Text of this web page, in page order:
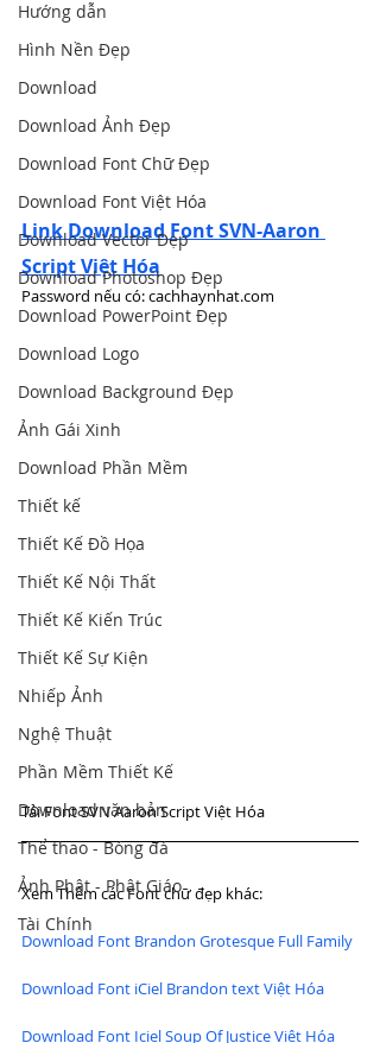
Hướng dẫn
Hình Nền Đẹp
Download
Download Ảnh Đẹp
Download Font Chữ Đẹp
Download Font Việt Hóa
Download Vector Đẹp
Download Photoshop Đẹp
Download PowerPoint Đẹp
Download Logo
Download Background Đẹp
Ảnh Gái Xinh
Download Phần Mềm
Thiết kế
Thiết Kế Đồ Họa
Thiết Kế Nội Thất
Thiết Kế Kiến Trúc
Thiết Kế Sự Kiện
Nhiếp Ảnh
Nghệ Thuật
Phần Mềm Thiết Kế
Download văn bản
Thể thao - Bóng đá
Ảnh Phật - Phật Giáo
Tài Chính
Link Download Font SVN-Aaron
Script Việt Hóa
Password nếu có: cachhaynhat.com
Tải Font SVN Aaron Script Việt Hóa
Xem Thêm các Font chữ đẹp khác:
Download Font Brandon Grotesque Full Family
Download Font iCiel Brandon text Việt Hóa
Download Font Iciel Soup Of Justice Việt Hóa